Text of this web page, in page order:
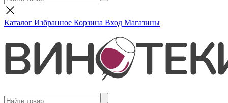
Каталог Избранное Корзина Вход Магазины